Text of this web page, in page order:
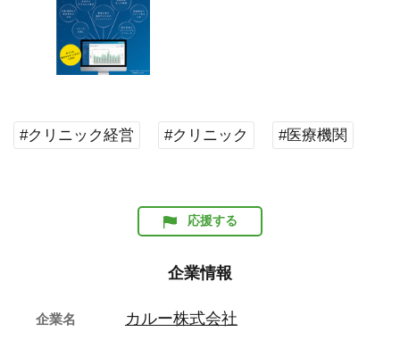
#クリニック経営 #クリニック #医療機関
応援する
企業情報
企業名 カルー株式会社